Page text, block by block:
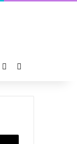
Publicación al azar